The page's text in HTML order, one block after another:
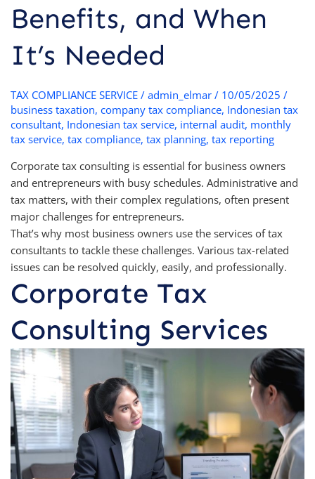
Benefits, and When
It’s Needed
TAX COMPLIANCE SERVICE/ admin_elmar / 10/05/2025 /
business taxation, company tax compliance, Indonesian tax
consultant, Indonesian tax service, internal audit, monthly
tax service, tax compliance, tax planning, tax reporting
Corporate tax consulting is essential for business owners
and entrepreneurs with busy schedules. Administrative and
tax matters, with their complex regulations, often present
major challenges for entrepreneurs.
That’s why most business owners use the services of tax
consultants to tackle these challenges. Various tax-related
issues can be resolved quickly, easily, and professionally.
Corporate Tax
Consulting Services